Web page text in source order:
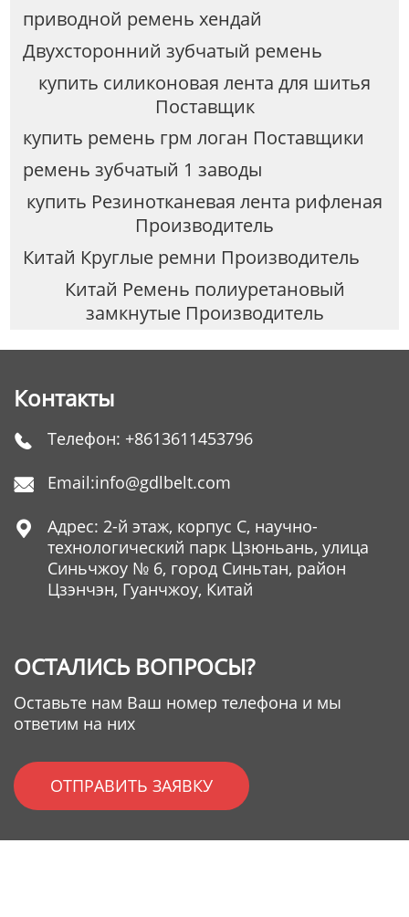
приводной ремень хендай
Двухсторонний зубчатый ремень
купить силиконовая лента для шитья
Поставщик
купить ремень грм логан Поставщики
ремень зубчатый 1 заводы
купить Резинотканевая лента рифленая
Производитель
Китай Круглые ремни Производитель
Китай Ремень полиуретановый
замкнутые Производитель
Контакты
 Телефон: +8613611453796
 Email:info@gdlbelt.com

Адрес: 2-й этаж, корпус C, научно-
технологический парк Цзюньань, улица
Синьчжоу № 6, город Синьтан, район
Цзэнчэн, Гуанчжоу, Китай
ОСТАЛИСЬ ВОПРОСЫ?
Оставьте нам Ваш номер телефона и мы
ответим на них
ОТПРАВИТЬ ЗАЯВКУ